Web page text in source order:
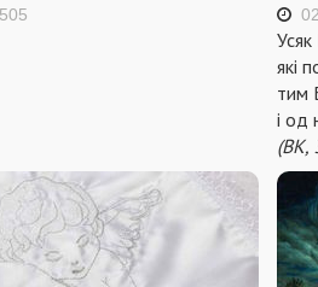
які
тим
і од
(ВК,